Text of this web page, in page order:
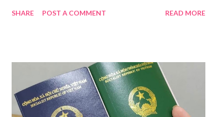
Hoài Nam đã ký ban hành Kế hoạch số 4316/KH-SYT về việc
trạng kinh doanh mỹ phẩm thật - giả lẫn lộn. Để chấn chỉnh, Sở Y
tế TP HCM sẽ phối hợp với các sở, ngành và chính quyền địa
phương tăng cường kiểm tra, giám sát. Đợt này, Phòng Nghiệp
vụ Dược sẽ tham mưu Giám đốc Sở Y tế thành lập Tổ công tác
SHARE POST A COMMENT READ MORE